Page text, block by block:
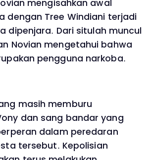
mengisahkan awal
dengan Tree Windiani terjadi
dipenjara. Dari situlah muncul
Novian mengetahui bahwa
pengguna narkoba.
masih memburu
dan sang bandar yang
dalam peredaran
tersebut. Kepolisian